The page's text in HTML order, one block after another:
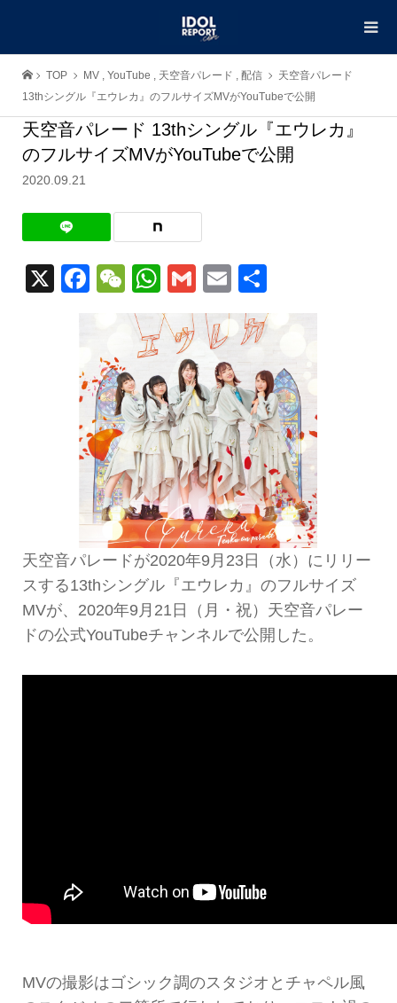
TOP MV , YouTube , 天空音パレード , 配信
天空音パレード
13thシングル『エウレカ』のフルサイズMVがYouTubeで公開
天空音パレード 13thシングル『エウレカ』
のフルサイズMVがYouTubeで公開
2020.09.21
X Facebook
WeChat
WhatsApp
GmailEmail
有
天空音パレードが2020年9月23日（水）にリリー
スする13thシングル『エウレカ』のフルサイズ
MVが、2020年9月21日（月・祝）天空音パレー
ドの公式YouTubeチャンネルで公開した。
MVの撮影はゴシック調のスタジオとチャペル風